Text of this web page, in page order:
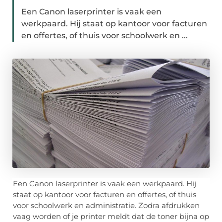
Een Canon laserprinter is vaak een
werkpaard. Hij staat op kantoor voor facturen
en offertes, of thuis voor schoolwerk en ...
Een Canon laserprinter is vaak een werkpaard. Hij
staat op kantoor voor facturen en offertes, of thuis
voor schoolwerk en administratie. Zodra afdrukken
vaag worden of je printer meldt dat de toner bijna op